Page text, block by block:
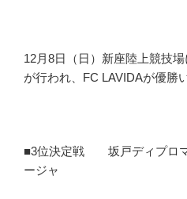
12月8日（日）新座陸上競技
が行われ、FC LAVIDAが優勝
■3位決定戦 坂戸ディプロ
ージャ